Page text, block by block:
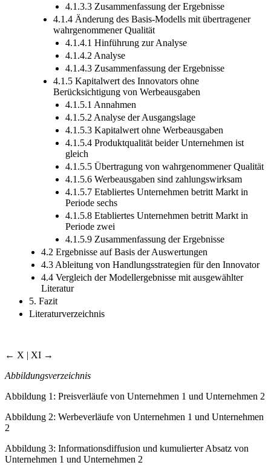
4.1.3.3 Zusammenfassung der Ergebnisse
4.1.4 Änderung des Basis-Modells mit übertragener
wahrgenommener Qualität
4.1.4.1 Hinführung zur Analyse
4.1.4.2 Analyse
4.1.4.3 Zusammenfassung der Ergebnisse
4.1.5 Kapitalwert des Innovators ohne
Berücksichtigung von Werbeausgaben
4.1.5.1 Annahmen
4.1.5.2 Analyse der Ausgangslage
4.1.5.3 Kapitalwert ohne Werbeausgaben
4.1.5.4 Produktqualität beider Unternehmen ist
gleich
4.1.5.5 Übertragung von wahrgenommener Qualität
4.1.5.6 Werbeausgaben sind zahlungswirksam
4.1.5.7 Etabliertes Unternehmen betritt Markt in
Periode sechs
4.1.5.8 Etabliertes Unternehmen betritt Markt in
Periode zwei
4.1.5.9 Zusammenfassung der Ergebnisse
4.2 Ergebnisse auf Basis der Auswertungen
4.3 Ableitung von Handlungsstrategien für den Innovator
4.4 Vergleich der Modellergebnisse mit ausgewählter
Literatur
5. Fazit
Literaturverzeichnis
← X | XI →
Abbildungsverzeichnis
Abbildung 1: Preisverläufe von Unternehmen 1 und Unternehmen 2
Abbildung 2: Werbeverläufe von Unternehmen 1 und Unternehmen
2
Abbildung 3: Informationsdiffusion und kumulierter Absatz von
Unternehmen 1 und Unternehmen 2